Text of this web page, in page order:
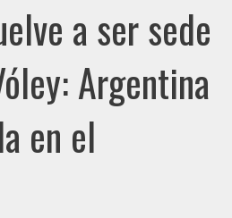
a ser sede
Argentina
en el